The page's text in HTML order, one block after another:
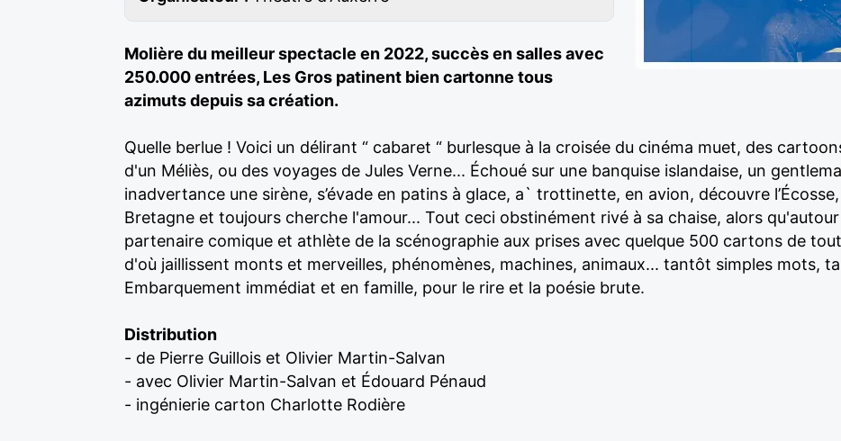
Molière du meilleur spectacle en 2022, succès en salles avec
250.000 entrées, Les Gros patinent bien cartonne tous
azimuts depuis sa création.
Quelle berlue ! Voici un délirant “ cabaret “ burlesque à la croisée du cinéma muet, des
d'un Méliès, ou des voyages de Jules Verne... Échoué sur une banquise islandaise, un
inadvertance une sirène, s’évade en patins à glace, a` trottinette, en avion, découvre
Bretagne et toujours cherche l'amour... Tout ceci obstinément rivé à sa chaise, alors
partenaire comique et athlète de la scénographie aux prises avec quelque 500 cartons de
d'où jaillissent monts et merveilles, phénomènes, machines, animaux... tantôt simples mots,
Embarquement immédiat et en famille, pour le rire et la poésie brute.
Distribution
- de Pierre Guillois et Olivier Martin-Salvan
- avec Olivier Martin-Salvan et Édouard Pénaud
- ingénierie carton Charlotte Rodière